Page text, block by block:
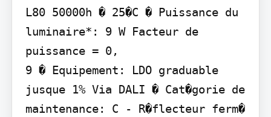
L80 50000h � 25�C � Puissance du
luminaire*: 9 W Facteur de
puissance = 0,
9 � Equipement: LDO graduable
jusque 1% Via DALI � Cat�gorie de
maintenance: C - R�flecteur ferm�